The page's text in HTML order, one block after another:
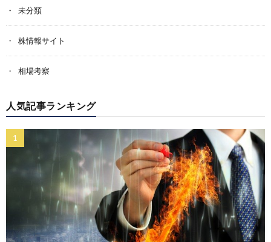
未分類
株情報サイト
相場考察
人気記事ランキング